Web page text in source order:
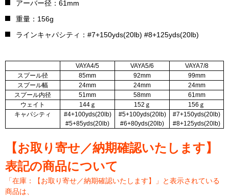
アーバー径：61mm
重量：156g
ラインキャパシティ：#7+150yds(20lb) #8+125yds(20lb)
VAYA4/5 VAYA5/6
VAYA7/8
スプール径
85mm 92mm
99mm
スプール幅
24mm 24mm
24mm
スプール内径
51mm 58mm
61mm
ウェイト
144ｇ 152ｇ
156ｇ
キャパシティ
#4+100yds(20lb)
#5+85yds(20lb)
#5+100yds(20lb)
#6+80yds(20lb)
#7+150yds(20lb)
#8+125yds(20lb)
【お取り寄せ／納期確認いたします】
表記の商品について
「在庫：【お取り寄せ／納期確認いたします】」と表示されている
商品は、